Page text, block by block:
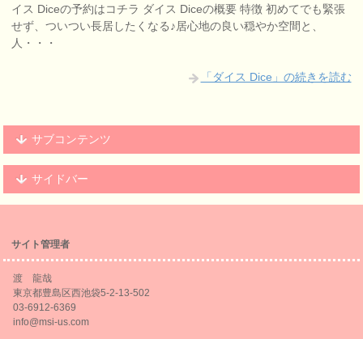
イス Diceの予約はコチラ ダイス Diceの概要 特徴 初めてでも緊張
せず、ついつい長居したくなる♪居心地の良い穏やか空間と、
人・・・
「ダイス Dice」の続きを読む
サブコンテンツ
サイドバー
サイト管理者
渡 龍哉
東京都豊島区西池袋5-2-13-502
03-6912-6369
info@msi-us.com